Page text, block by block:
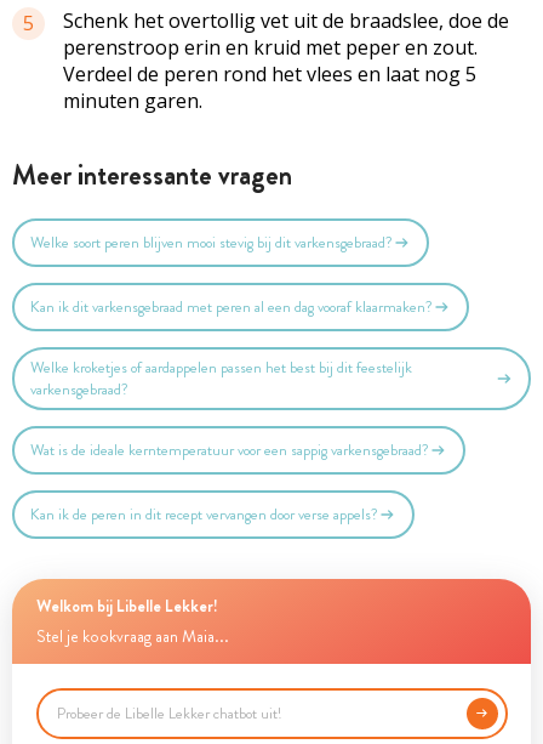
5
Schenk het overtollig vet uit de braadslee, doe de
perenstroop erin en kruid met peper en zout.
Verdeel de peren rond het vlees en laat nog 5
minuten garen.
Meer interessante vragen
Welke soort peren blijven mooi stevig bij dit varkensgebraad?
Kan ik dit varkensgebraad met peren al een dag vooraf klaarmaken?
Welke kroketjes of aardappelen passen het best bij dit feestelijk
varkensgebraad?
Wat is de ideale kerntemperatuur voor een sappig varkensgebraad?
Kan ik de peren in dit recept vervangen door verse appels?
Welkom bij Libelle Lekker!
Stel je kookvraag aan Maia...